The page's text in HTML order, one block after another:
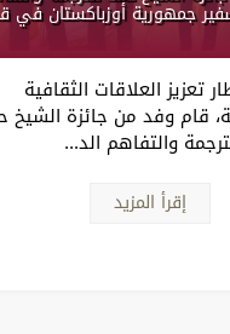
جمهورية أوزباكستان في
تعزيز العلاقات الثقافية
قام وفد من جائزة الشيخ
والتفاهم الد...
إقرأ المزيد